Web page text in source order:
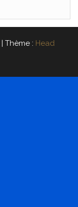
| Thème : Head